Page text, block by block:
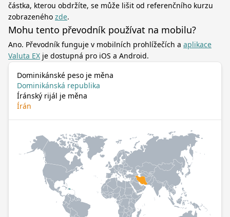
částka, kterou obdržíte, se může lišit od referenčního kurzu
zobrazeného zde.
Mohu tento převodník používat na mobilu?
Ano. Převodník funguje v mobilních prohlížečích a aplikace
Valuta EX je dostupná pro iOS a Android.
Dominikánské peso je měna
Dominikánská republika
Íránský rijál je měna
Írán